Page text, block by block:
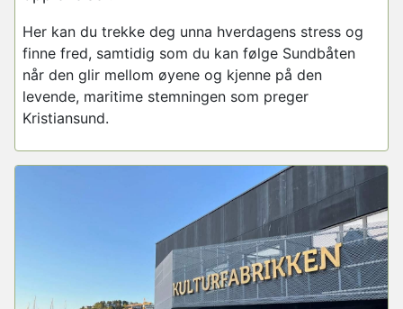
Her kan du trekke deg unna hverdagens stress og
finne fred, samtidig som du kan følge Sundbåten
når den glir mellom øyene og kjenne på den
levende, maritime stemningen som preger
Kristiansund.